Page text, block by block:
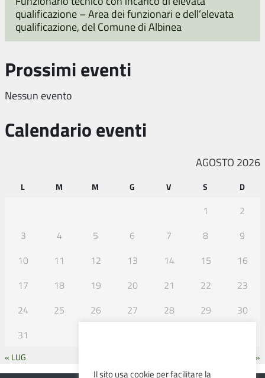
qualificazione – Area dei funzionari e dell’elevata
qualificazione, del Comune di Albinea
Prossimi eventi
Nessun evento
Calendario eventi
AGOSTO 2026
L M M G V S D
1
2
3
4 5 6 7 8
9
10
11 12 13 14 15
16
17
18 19 20 21 22
23
24
25 26 27 28 29
30
31
« LUG
SET »
Il sito usa cookie per facilitare la